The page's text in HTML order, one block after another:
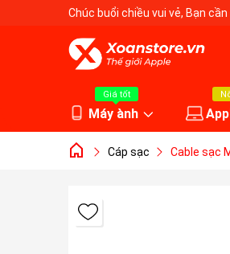
Chúc buổi chiều vui vẻ, Bạn
Giá tốt
Máy ành
Cáp sạc Cable sạc